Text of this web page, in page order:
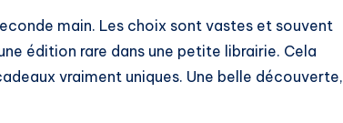
main. Les choix sont vastes et souvent
édition rare dans une petite librairie. Cela
vraiment uniques. Une belle découverte,